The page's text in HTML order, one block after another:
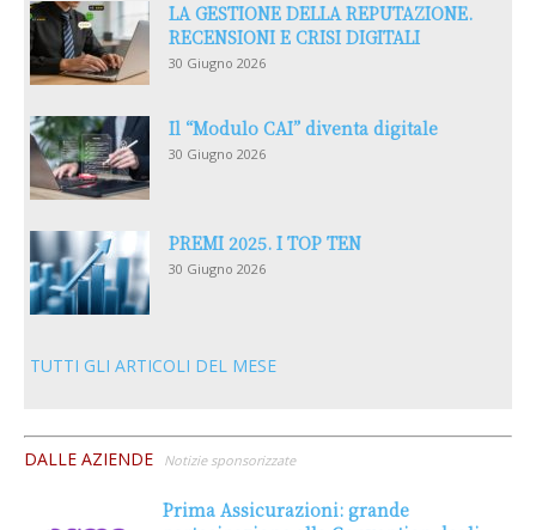
LA GESTIONE DELLA REPUTAZIONE.
RECENSIONI E CRISI DIGITALI
30 Giugno 2026
Il “Modulo CAI” diventa digitale
30 Giugno 2026
PREMI 2025. I TOP TEN
30 Giugno 2026
TUTTI GLI ARTICOLI DEL MESE
DALLE AZIENDE Notizie sponsorizzate
Prima Assicurazioni: grande